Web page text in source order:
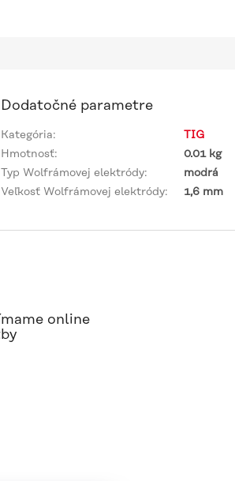
Dodatočné parametre
Kategória:
TIG
Hmotnosť:
0.01 kg
Typ Wolfrámovej elektródy:
modrá
Veľkosť Wolfrámovej elektródy: 1,6 mm
online